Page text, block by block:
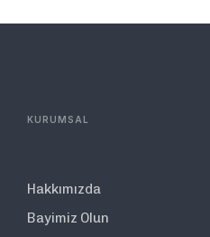
KURUMSAL
Hakkımızda
Bayimiz Olun